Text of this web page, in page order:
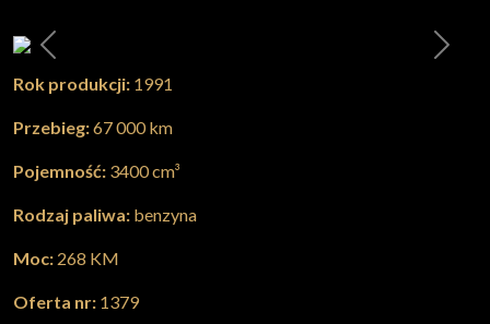
Poprzednia
Rok produkcji: 1991
Przebieg:67 000 km
Pojemność: 3400 cm³
Rodzaj paliwa: benzyna
Moc: 268 KM
Oferta nr: 1379